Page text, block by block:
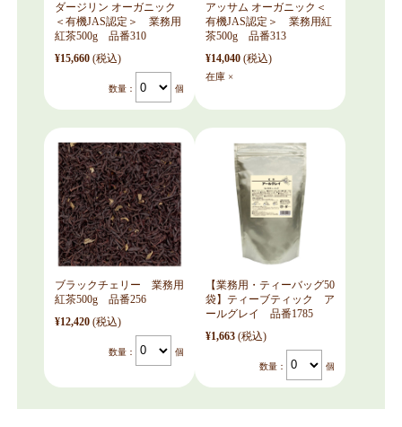
ダージリン オーガニック
＜有機JAS認定＞ 業務用
紅茶500g 品番310
¥15,660 (税込)
数量： 個
アッサム オーガニック＜
有機JAS認定＞ 業務用紅
茶500g 品番313
¥14,040 (税込)
在庫 ×
ブラックチェリー 業務用
紅茶500g 品番256
¥12,420 (税込)
数量： 個
【業務用・ティーバッグ50
袋】ティーブティック ア
ールグレイ 品番1785
¥1,663 (税込)
数量： 個